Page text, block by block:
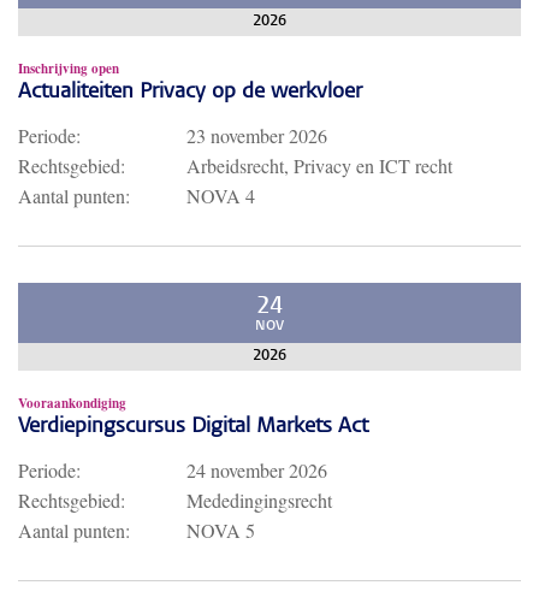
2026
Inschrijving open
Actualiteiten Privacy op de werkvloer
Periode:
23 november 2026
Rechtsgebied:
Arbeidsrecht, Privacy en ICT recht
Aantal punten:
NOVA 4
24
NOV
2026
Vooraankondiging
Verdiepingscursus Digital Markets Act
Periode:
24 november 2026
Rechtsgebied:
Mededingingsrecht
Aantal punten:
NOVA 5